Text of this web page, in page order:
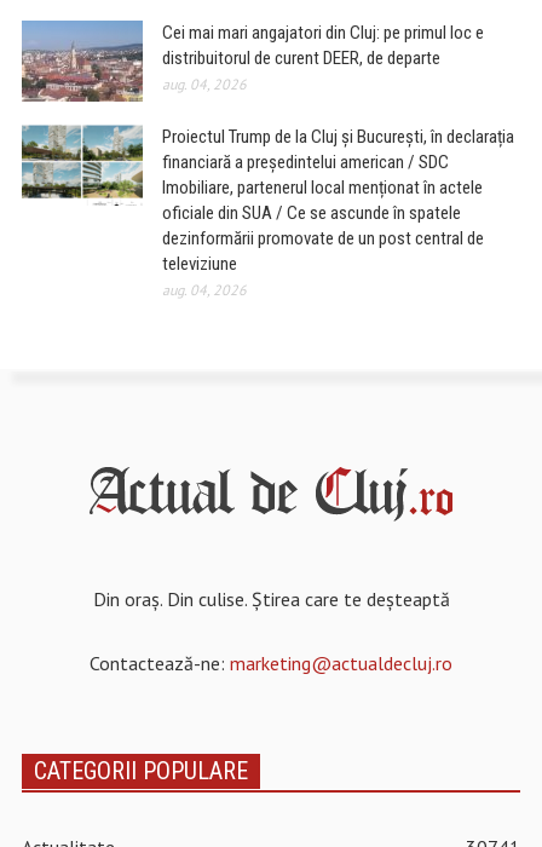
Cei mai mari angajatori din Cluj: pe primul loc e
distribuitorul de curent DEER, de departe
aug. 04, 2026
Proiectul Trump de la Cluj și București, în declarația
financiară a președintelui american / SDC
Imobiliare, partenerul local menționat în actele
oficiale din SUA / Ce se ascunde în spatele
dezinformării promovate de un post central de
televiziune
aug. 04, 2026
Din oraș. Din culise. Știrea care te deșteaptă
Contactează-ne: marketing@actualdecluj.ro
CATEGORII POPULARE